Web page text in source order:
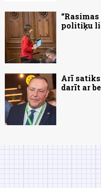
politiķu
Arī
darīt ar